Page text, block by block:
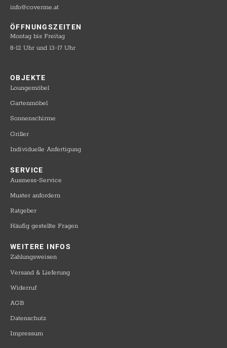
info@coverme.at
ÖFFNUNGSZEITEN
Montag bis Freitag
8-12 Uhr und 13-17 Uhr
OBJEKTE​
Loungemöbel
Gartenmöbel
Sonnenschirme
Griller
Individuelle Anfertigung
SERVICE​
Ausmess-Service
Muster anfordern
Ratgeber
Häufig gestellte Fragen
WEITERE INFOS​
Zahlungsweisen
Versand & Lieferung
Widerruf
AGB
Datenschutz
Impressum